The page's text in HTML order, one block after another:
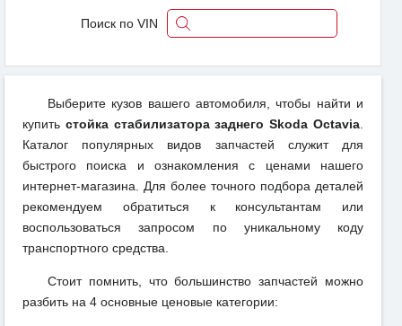
Поиск по VIN
Выберите кузов вашего автомобиля, чтобы найти и
купить стойка стабилизатора заднего Skoda Octavia.
Каталог популярных видов запчастей служит для
быстрого поиска и ознакомления с ценами нашего
интернет-магазина. Для более точного подбора деталей
рекомендуем обратиться к консультантам или
воспользоваться запросом по уникальному коду
транспортного средства.
Стоит помнить, что большинство запчастей можно
разбить на 4 основные ценовые категории: